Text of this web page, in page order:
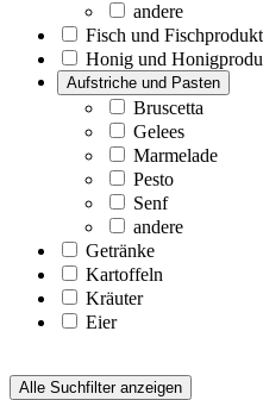
andere
Fisch und
Honig und
Aufstriche und Pasten
Bruscetta
Gelees
Marmelade
Pesto
Senf
andere
Getränke
Kartoffeln
Kräuter
Eier
Alle Suchfilter anzeigen